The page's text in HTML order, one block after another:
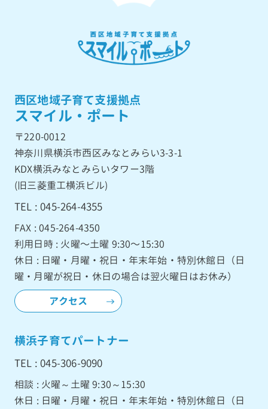
西区地域子育て支援拠点
スマイル・ポート
〒220-0012
神奈川県横浜市西区みなとみらい3-3-1
KDX横浜みなとみらいタワー3階
(旧三菱重工横浜ビル)
TEL : 045-264-4355
FAX : 045-264-4350
利用日時 : 火曜〜土曜 9:30〜15:30
休日 : 日曜・月曜・祝日・年末年始・特別休館日（日
曜・月曜が祝日・休日の場合は翌火曜日はお休み）
アクセス
横浜子育てパートナー
TEL : 045-306-9090
相談 : 火曜～土曜 9:30～15:30
休日 : 日曜・月曜・祝日・年末年始・特別休館日（日